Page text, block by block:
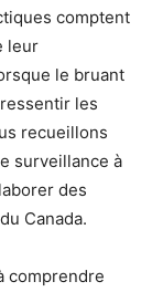
comptent
leur
le bruant
les
recueillons
surveillance à
des
Canada.
comprendre